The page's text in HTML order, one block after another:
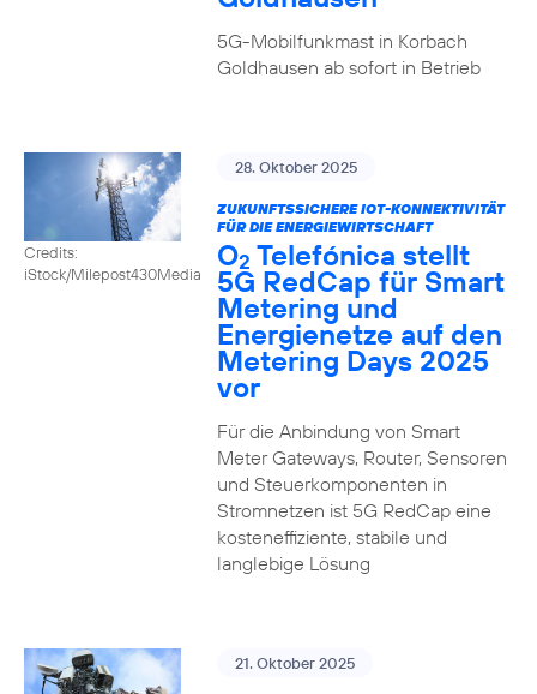
5G-Mobilfunkmast in Korbach
Goldhausen ab sofort in Betrieb
Credits:
iStock/Milepost430Media
28. Oktober 2025
ZUKUNFTSSICHERE IOT-KONNEKTIVITÄT
FÜR DIE ENERGIEWIRTSCHAFT
O2 Telefónica stellt
5G RedCap für Smart
Metering und
Energienetze auf den
Metering Days 2025
vor
Für die Anbindung von Smart
Meter Gateways, Router, Sensoren
und Steuerkomponenten in
Stromnetzen ist 5G RedCap eine
kosteneffiziente, stabile und
langlebige Lösung
21. Oktober 2025